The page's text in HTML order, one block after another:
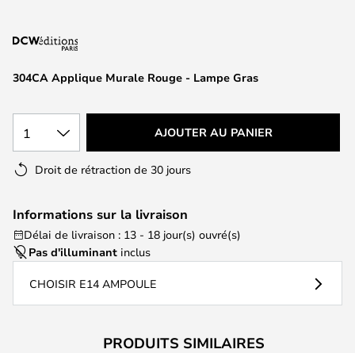
of
images
304CA Applique Murale Rouge - Lampe Gras
1 AJOUTER AU PANIER
Droit de rétraction de 30 jours
Informations sur la livraison
Délai de livraison : 13 - 18 jour(s) ouvré(s)
Pas d'illuminant inclus
CHOISIR E14 AMPOULE
PRODUITS SIMILAIRES